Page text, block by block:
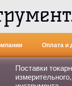
Поставки
Оплата и